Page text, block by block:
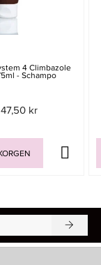
4 Climbazole
- Schampo
47,50 kr